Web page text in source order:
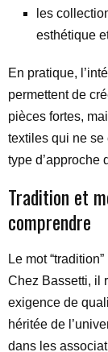
les
esthétique
En pratique,
permettent de
pièces fortes,
textiles qui ne se
type d’approche
Tradition et
comprendre
Le mot
Chez Bassetti, il
exigence de
héritée de
dans les